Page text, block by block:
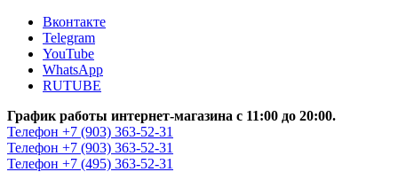
Вконтакте
Telegram
YouTube
WhatsApp
RUTUBE
График работы интернет-магазина с 11:00 до 20:00.
Телефон +7 (903) 363-52-31
Телефон +7 (903) 363-52-31
Телефон +7 (495) 363-52-31